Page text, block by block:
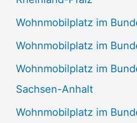
Wohnmobilplatz im
Wohnmobilplatz im
Wohnmobilplatz im
Sachsen-Anhalt
Wohnmobilplatz im